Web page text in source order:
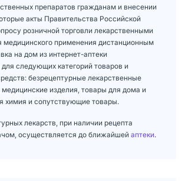
препаратов гражданам и внесении
акты Правительства Российской
розничной торговли лекарственными
медицинского применения дистанционным
на дом из интернет-аптеки
следующих категорий товаров и
безрецептурные лекарственные
изделия, товары для дома и
химия и сопутствующие товары.
лекарств, при наличии рецепта
осуществляется до ближайшей аптеки.